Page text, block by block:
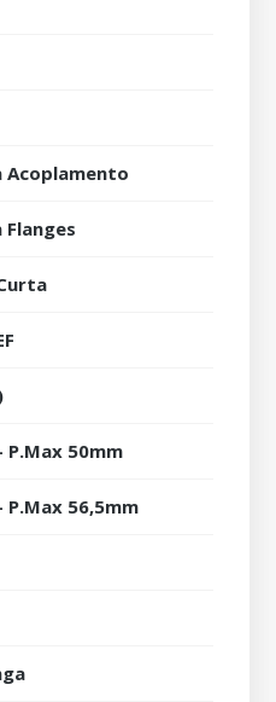
Acoplamento
P.Max 50mm
P.Max 56,5mm